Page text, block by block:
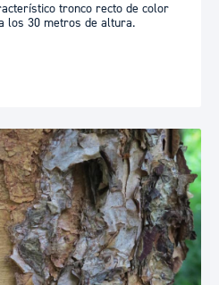
tronco recto de color
los 30 metros de altura.